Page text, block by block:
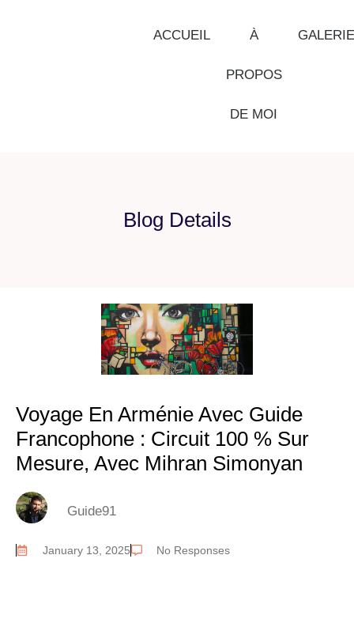
ACCUEIL À
PROPOS
DE MOI
GALERIE
Blog Details
Voyage En Arménie Avec Guide
Francophone : Circuit 100 % Sur
Mesure, Avec Mihran Simonyan
Guide91
January 13, 2025 No Responses